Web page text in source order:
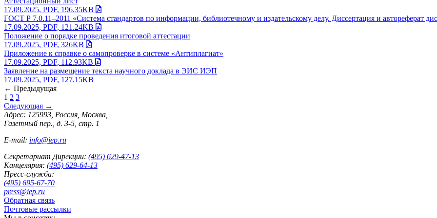
17.09.2025, PDF, 196.35KB
ГОСТ Р 7.0.11–2011 «Система стандартов по информации, библиотечному и издательскому делу. Диссертация и автореферат
17.09.2025, PDF, 121.24KB
Положение о порядке проведения итоговой аттестации
17.09.2025, PDF, 326KB
Приложение к справке о самопроверке в системе «Антиплагиат»
17.09.2025, PDF, 112.93KB
Заявление на размещение текста научного доклада в ЭИС ИЭП
17.09.2025, PDF, 127.15KB
← Предыдущая
1 2 3
Следующая →
Адрес: 125993, Россия, Москва,
Газетный пер., д. 3-5, стр. 1
E-mail: info@iep.ru
Секретариат Дирекции: (495) 629-47-13
Канцелярия: (495) 629-64-13
Пресс-служба:
(495) 695-67-70
press@iep.ru
Обратная связь
Почтовые рассылки